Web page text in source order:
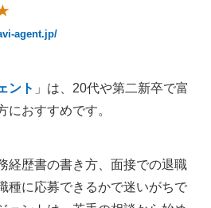
agent.jp/
ント 」は、20代や第二新卒で富
におすすめです。
経歴書の書き方、面接での退職
種に応募できるかで迷いがちで